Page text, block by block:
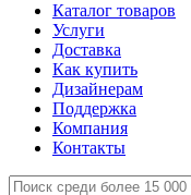
Каталог товаров
Услуги
Доставка
Как купить
Дизайнерам
Поддержка
Компания
Контакты